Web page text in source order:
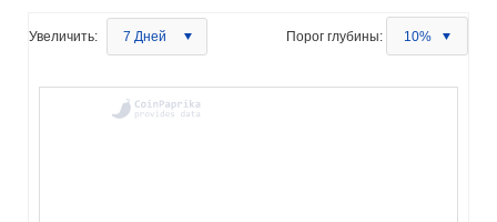
Увеличить: 7 Дней Порог глубины: 10%